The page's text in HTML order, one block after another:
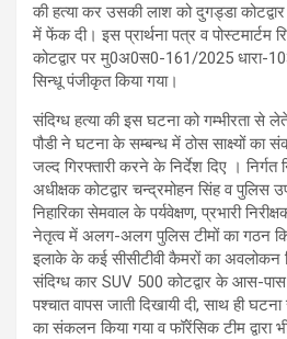
की हत्या कर उसकी लाश को दुगड्डा
में फेंक दी। इस प्रार्थना पत्र व पोस्टमार्टम
कोटद्वार पर मु0अ0स0-161/2025 धारा-
सिन्धू पंजीकृत किया गया।
संदिग्ध हत्या की इस घटना को गम्भीरता से
पौडी ने घटना के सम्बन्ध में ठोस साक्ष्यों का
जल्द गिरफ्तारी करने के निर्देश दिए ।
अधीक्षक कोटद्वार चन्द्रमोहन सिंह व पुलिस
निहारिका सेमवाल के पर्यवेक्षण, प्रभारी
नेतृत्व में अलग-अलग पुलिस टीमों का गठन
इलाके के कई सीसीटीवी कैमरों का
संदिग्ध कार SUV 500 कोटद्वार के आस-
पश्चात वापस जाती दिखायी दी, साथ ही
का संकलन किया गया व फॉरेंसिक टीम द्वारा